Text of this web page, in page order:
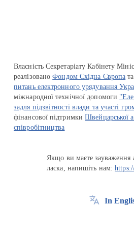
Власність Секретаріату Кабінету
реалізованоФондом Східна Європа та
питань електронного урядування
міжнародної технічної допомоги
задля підзвітності влади та участі
фінансової підтримкиШвейцарської
співробітництва
Якщо ви маєте зауваження
ласка, напишіть нам:
In